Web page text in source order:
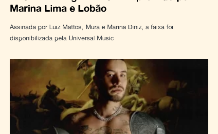
Marina Lima e Lobão
Assinada por Luiz Mattos, Mura e Marina Diniz, a faixa foi
disponibilizada pela Universal Music